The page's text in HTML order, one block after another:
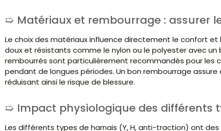
Matériaux et rembourrage : assurer
Le choix des matériaux influence directement le confort
doux et résistants comme le nylon ou le polyester avec
rembourrés sont particulièrement recommandés pour les
pendant de longues périodes. Un bon rembourrage
réduisant ainsi le risque de blessure.
Impact physiologique des différents
Les différents types de harnais (Y, H, anti-traction) ont